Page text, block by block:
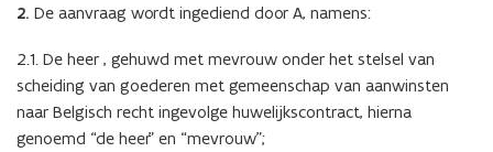
2. De aanvraag wordt ingediend door A, namens:
2.1. De heer , gehuwd met mevrouw onder het stelsel van
scheiding van goederen met gemeenschap van aanwinsten
naar Belgisch recht ingevolge huwelijkscontract, hierna
genoemd “de heer” en “mevrouw”;